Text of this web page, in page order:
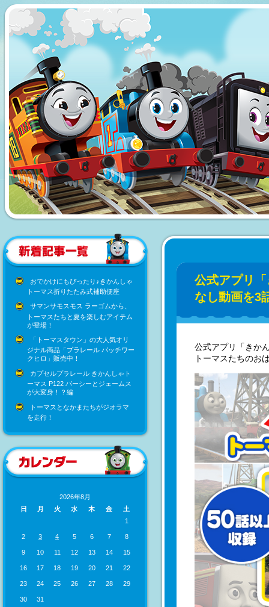
おでかけにもぴったり♪きかんしゃ
トーマス折りたたみ式補助便座
サマンサモスモス ラーゴムから、
トーマスたちと夏を楽しむアイテム
が登場！
「トーマスタウン」の大人気オリ
ジナル商品「プラレール パッチワー
クヒロ」販売中！
カプセルプラレール きかんしゃト
ーマス P122 パーシーとジェームス
が大変身！？編
トーマスとなかまたちがジオラマ
を走行！
2026年8月
日
月 火 水 木 金
土
1
2 3 4 5 6 7 8
9 10 11 12 13 14 15
16 17 18 19 20 21 22
23 24 25 26 27 28 29
30
31
公式アプリ
なし動画を3
公式アプリ「きか
トーマスたちのお